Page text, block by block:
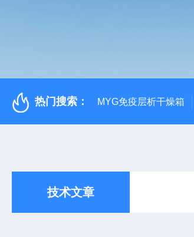
热门搜索： MYG免疫层析干燥箱
技术文章